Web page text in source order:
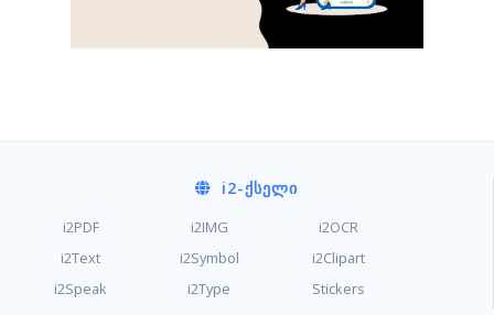
i2-ᲥᲡᲔᲚᲘ
i2PDF i2IMG
i2OCR
i2Text
i2Symbol
i2Clipart
i2Speak
i2Type Stickers